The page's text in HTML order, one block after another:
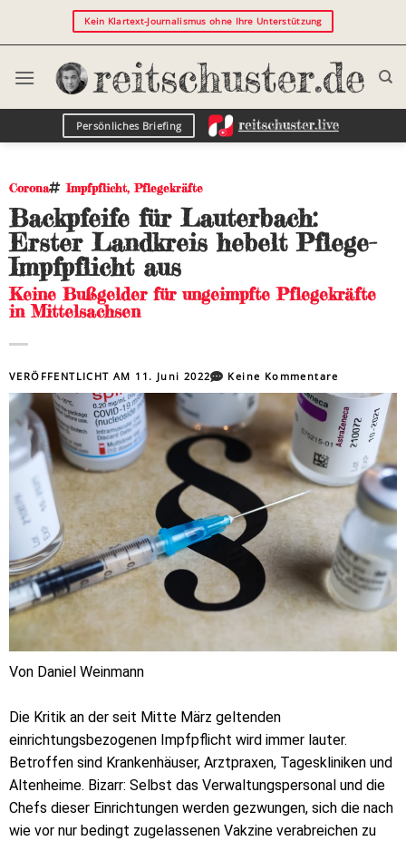
Kein Klartext-Journalismus ohne Ihre Unterstützung
Persönliches Briefing
Corona Impfpflicht,Pflegekräfte
Backpfeife für Lauterbach:
Erster Landkreis hebelt Pflege-
Impfpflicht aus
Keine Bußgelder für ungeimpfte Pflegekräfte
in Mittelsachsen
VERÖFFENTLICHT AM 11. Juni 2022 Keine Kommentare
Von Daniel Weinmann
Die Kritik an der seit Mitte März geltenden
einrichtungsbezogenen Impfpflicht wird immer lauter.
Betroffen sind Krankenhäuser, Arztpraxen, Tageskliniken und
Altenheime. Bizarr: Selbst das Verwaltungspersonal und die
Chefs dieser Einrichtungen werden gezwungen, sich die nach
wie vor nur bedingt zugelassenen Vakzine verabreichen zu